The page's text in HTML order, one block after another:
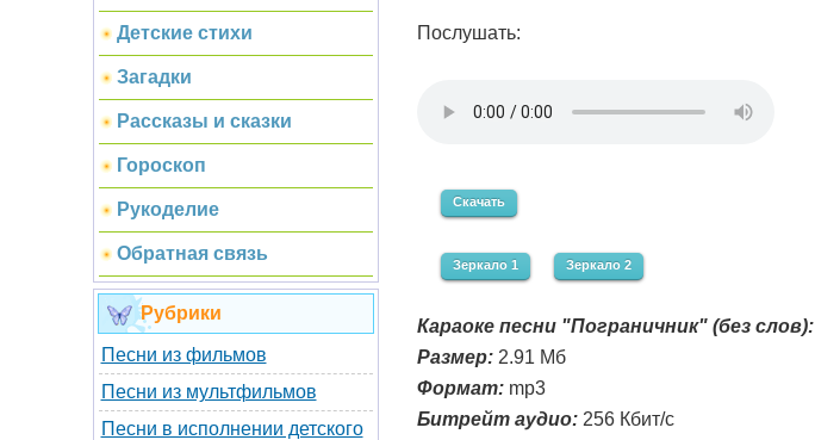
Детские стихи
Загадки
Рассказы и сказки
Гороскоп
Рукоделие
Обратная связь
Рубрики
Песни из фильмов
Песни из мультфильмов
Песни в исполнении детского
Послушать:
Скачать
Зеркало 1 Зеркало 2
Караоке песни "Пограничник" (без слов):
Размер:2.91 Мб
Формат:mp3
Битрейт аудио:256 Кбит/с